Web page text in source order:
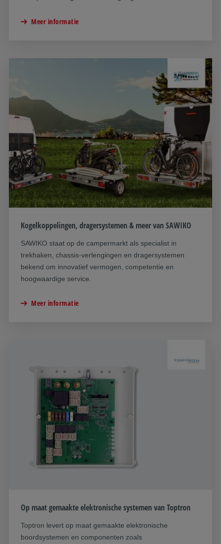
specifieke behoeften van de klanten, voor wie hij de juiste
Meer informatie
Kogelkoppelingen, dragersystemen & meer van SAWIKO
SAWIKO staat op de campermarkt als specialist in
trekhaken, chassis-verlengingen en dragersystemen
bekend om innovatief vermogen, competentie en
hoogwaardige service.
Meer informatie
Op maat gemaakte elektronische systemen van Toptron
Toptron levert op maat gemaakte elektronische
boordsystemen en componenten zoals